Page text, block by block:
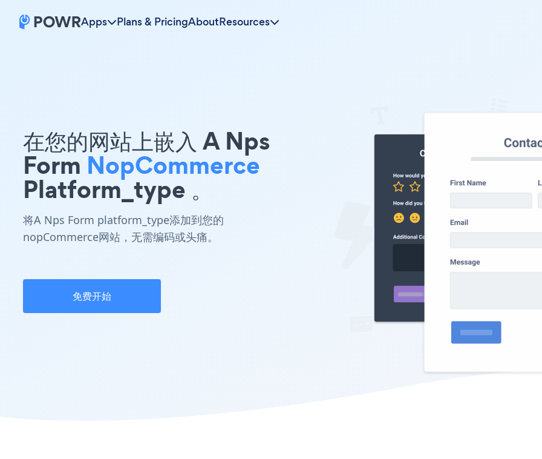
Apps Plans & PricingAboutResources
在您的网站上嵌入 A Nps
Form NopCommerce
Platform_type 。
将A Nps Form platform_type添加到您的
nopCommerce网站，无需编码或头痛。
免费开始